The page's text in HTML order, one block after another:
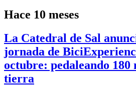
Hace 10 meses
La Catedral de Sal
jornada de
octubre: pedaleando 180
tierra